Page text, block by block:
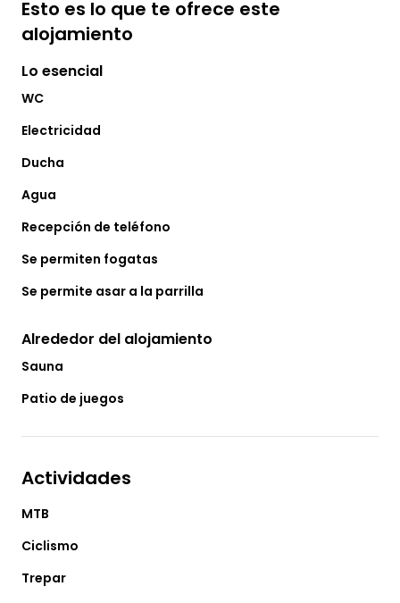
Esto es lo que te ofrece este
alojamiento
Lo esencial
WC
Electricidad
Ducha
Agua
Recepción de teléfono
Se permiten fogatas
Se permite asar a la parrilla
Alrededor del alojamiento
Sauna
Patio de juegos
Actividades
MTB
Ciclismo
Trepar